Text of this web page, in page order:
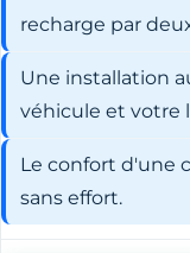
recharge par
Une installation
véhicule et votre
Le confort d'une
sans effort.